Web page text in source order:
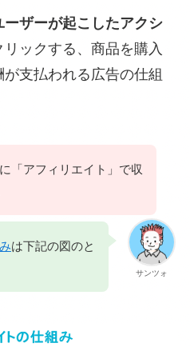
ーザーが起こしたアクシ
リックする、商品を購入
支払われる広告の仕組
「アフィリエイト」で収
サンツォ
は下記の図のと